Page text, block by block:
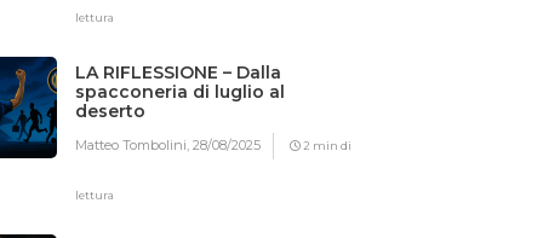
lettura
LA RIFLESSIONE – Dalla
spacconeria di luglio al
deserto
Matteo Tombolini,28/08/2025 2 min di
lettura